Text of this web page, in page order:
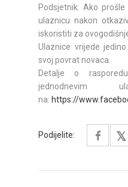
Podsjetnik: Ako
ulaznicu nakon
iskoristiti za
Ulaznice vrijede
svoj povrat novaca.
Detalje o
jednodnevim
na: https://
Podijelite: